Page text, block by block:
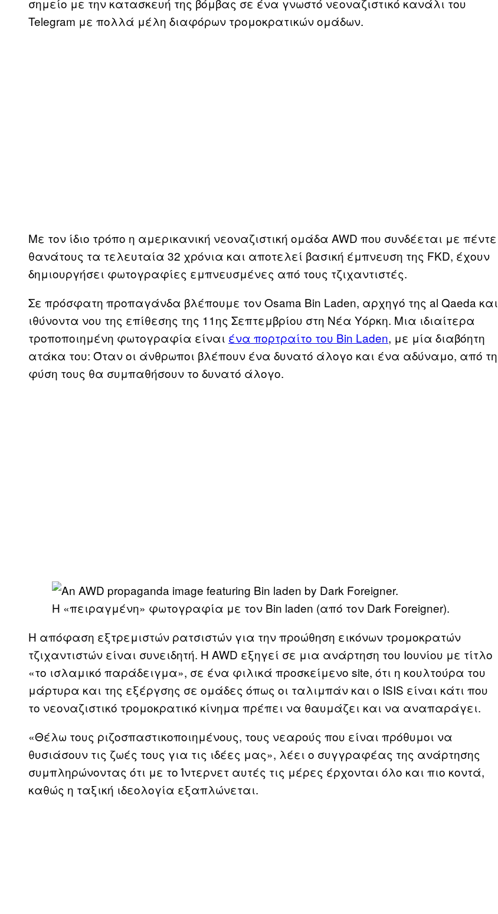
σημείο με την κατασκευή της βόμβας σε ένα γνωστό νεοναζιστικό κανάλι του
Telegram με πολλά μέλη διαφόρων τρομοκρατικών ομάδων.
Με τον ίδιο τρόπο η αμερικανική νεοναζιστική ομάδα AWD που συνδέεται με πέντε
θανάτους τα τελευταία 32 χρόνια και αποτελεί βασική έμπνευση της FKD, έχουν
δημιουργήσει φωτογραφίες εμπνευσμένες από τους τζιχαντιστές.
Σε πρόσφατη προπαγάνδα βλέπουμε τον Osama Bin Laden, αρχηγό της al Qaeda και
ιθύνοντα νου της επίθεσης της 11ης Σεπτεμβρίου στη Νέα Υόρκη. Μια ιδιαίτερα
τροποποιημένη φωτογραφία είναι ένα πορτραίτο του Bin Laden, με μία διαβόητη
ατάκα του: Όταν οι άνθρωποι βλέπουν ένα δυνατό άλογο και ένα αδύναμο, από τη
φύση τους θα συμπαθήσουν το δυνατό άλογο.
Η «πειραγμένη» φωτογραφία με τον Bin laden (από τον Dark Foreigner).
Η απόφαση εξτρεμιστών ρατσιστών για την προώθηση εικόνων τρομοκρατών
τζιχαντιστών είναι συνειδητή. Η AWD εξηγεί σε μια ανάρτηση του Ιουνίου με τίτλο
«το ισλαμικό παράδειγμα», σε ένα φιλικά προσκείμενο site, ότι η κουλτούρα του
μάρτυρα και της εξέργσης σε ομάδες όπως οι ταλιμπάν και ο ISIS είναι κάτι που
το νεοναζιστικό τρομοκρατικό κίνημα πρέπει να θαυμάζει και να αναπαράγει.
«Θέλω τους ριζοσπαστικοποιημένους, τους νεαρούς που είναι πρόθυμοι να
θυσιάσουν τις ζωές τους για τις ιδέες μας», λέει ο συγγραφέας της ανάρτησης
συμπληρώνοντας ότι με το Ίντερνετ αυτές τις μέρες έρχονται όλο και πιο κοντά,
καθώς η ταξική ιδεολογία εξαπλώνεται.